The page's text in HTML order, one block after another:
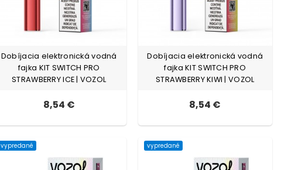
Dobíjacia elektronická vodná
fajka KIT SWITCH PRO
STRAWBERRY ICE | VOZOL
8,54 €
Dobíjacia elektronická vodná
fajka KIT SWITCH PRO
STRAWBERRY KIWI | VOZOL
8,54 €
vypredané vypredané